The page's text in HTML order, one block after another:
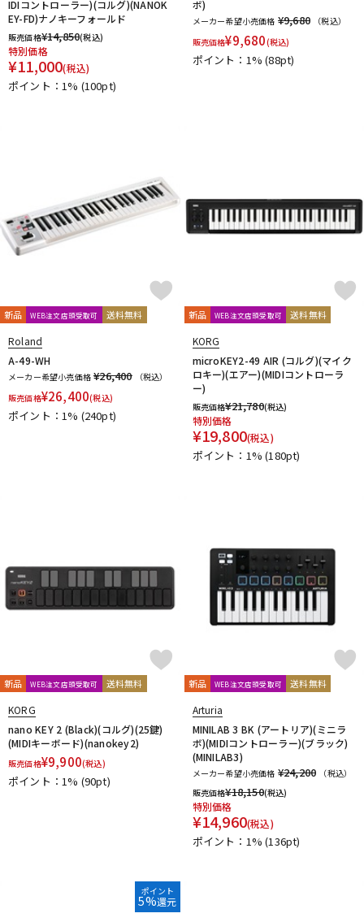
IDIコントローラー)(コルグ)(NANOK
EY-FD)ナノキーフォールド
販売価格¥14,850(税込)
特別価格
¥11,000(税込)
ポイント：1% (100pt)
ボ)
メーカー希望小売価格 ¥9,680
（税込）
販売価格¥9,680(税込)
ポイント：1%(88pt)
新品 WEB注文店頭受取可 送料無料
Roland
A-49-WH
メーカー希望小売価格 ¥26,400
（税込）
販売価格¥26,400(税込)
ポイント：1% (240pt)
新品 WEB注文店頭受取可 送料無料
KORG
microKEY2-49 AIR (コルグ)(マイク
ロキー)(エアー)(MIDIコントローラ
ー)
販売価格¥21,780(税込)
特別価格
¥19,800(税込)
ポイント：1%(180pt)
新品 WEB注文店頭受取可 送料無料
KORG
nano KEY 2 (Black)(コルグ)(25鍵)
(MIDIキーボード)(nanokey2)
販売価格¥9,900(税込)
ポイント：1% (90pt)
新品 WEB注文店頭受取可 送料無料
Arturia
MINILAB 3 BK (アートリア)(ミニラ
ボ)(MIDIコントローラー)(ブラック)
(MINILAB3)
メーカー希望小売価格 ¥24,200
（税込）
販売価格¥18,150(税込)
特別価格
¥14,960(税込)
ポイント：1%(136pt)
ポイント
5%還元